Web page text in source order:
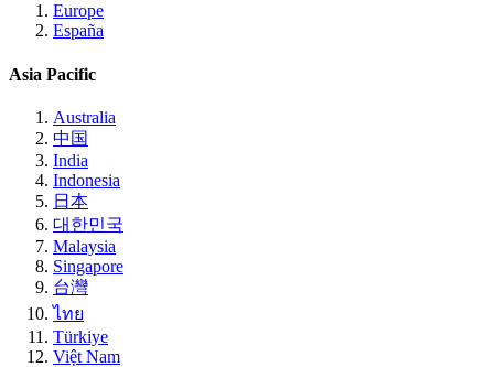
Europe
España
Asia Pacific
Australia
中国
India
Indonesia
日本
대한민국
Malaysia
Singapore
台灣
ไทย
Türkiye
Việt Nam